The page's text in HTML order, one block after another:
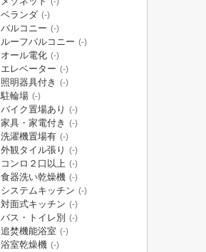
ベランダ (-)
バルコニー (-)
ルーフバルコニー (-)
オール電化 (-)
エレベーター (-)
照明器具付き (-)
駐輪場 (-)
バイク置場あり (-)
家具・家電付き (-)
洗濯機置場有 (-)
外観タイル張り (-)
コンロ２口以上 (-)
食器洗い乾燥機 (-)
システムキッチン (-)
対面式キッチン (-)
バス・トイレ別 (-)
追焚機能浴室 (-)
浴室乾燥機 (-)